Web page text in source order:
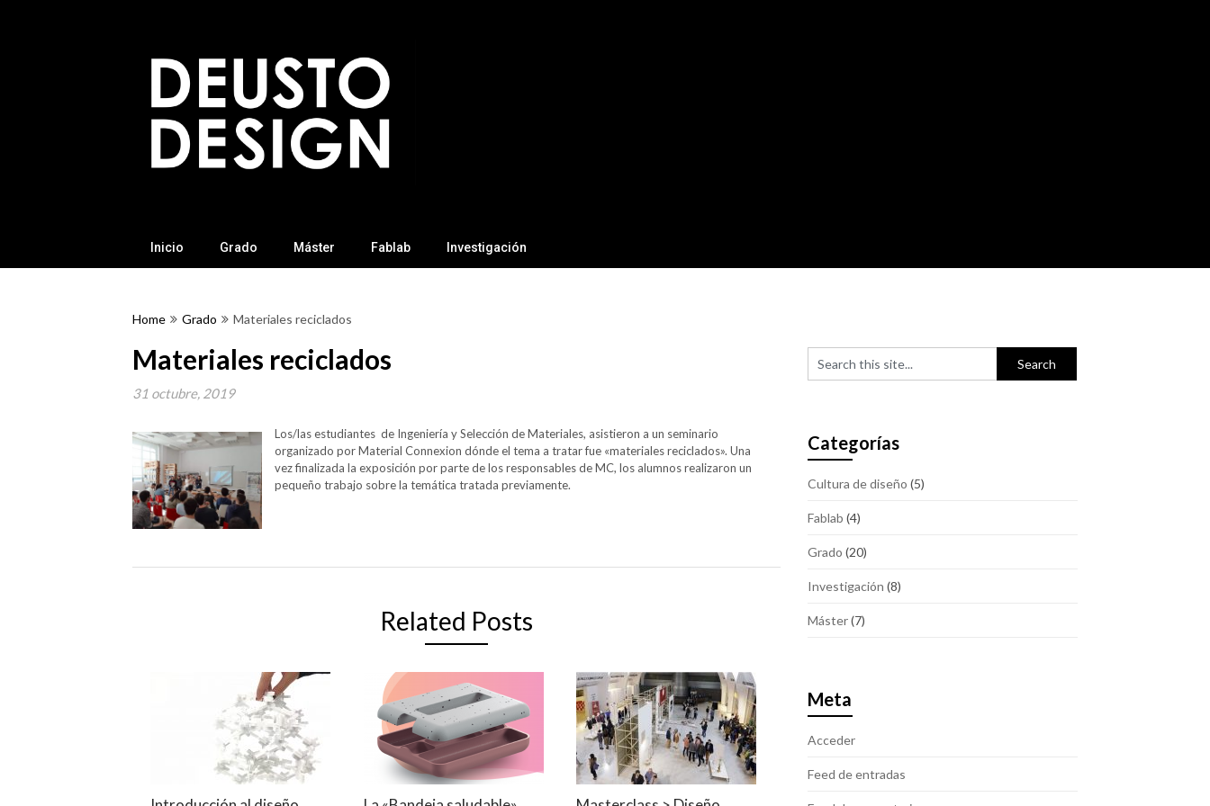
Inicio Grado Máster Fablab Investigación
Home Grado Materiales reciclados
Materiales reciclados
31 octubre, 2019
Los/las estudiantes de Ingeniería y Selección de Materiales, asistieron a un seminario
organizado por Material Connexion dónde el tema a tratar fue «materiales reciclados». Una
vez finalizada la exposición por parte de los responsables de MC, los alumnos realizaron un
pequeño trabajo sobre la temática tratada previamente.
Related Posts
Categorías
Cultura de diseño (5)
Fablab (4)
Grado (20)
Investigación (8)
Máster(7)
Meta
Acceder
Feed de entradas